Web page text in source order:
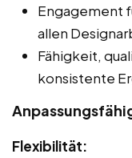
Engagement
allen
Fähigkeit,
konsistente
Flexibilität: